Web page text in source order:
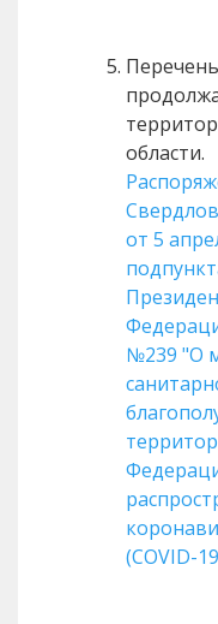
области.
от 5
№239 "О
(COVID-